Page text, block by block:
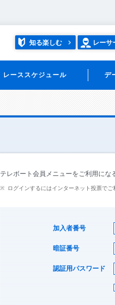
知る楽しむ レーサ
レーススケジュール デ
テレボート会員メニューをご利用にな
ログインするにはインターネット投票で
加入者番号
暗証番号
認証用パスワード